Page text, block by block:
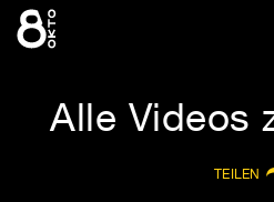
Zum
Inhalt
Alle Videos
TEILEN